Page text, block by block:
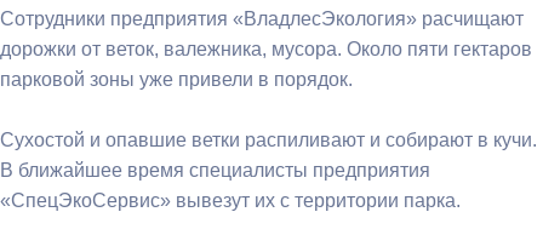
Сотрудники предприятия «ВладлесЭкология» расчищают
дорожки от веток, валежника, мусора. Около пяти гектаров
парковой зоны уже привели в порядок.
Сухостой и опавшие ветки распиливают и собирают в кучи.
В ближайшее время специалисты предприятия
«СпецЭкоСервис» вывезут их с территории парка.